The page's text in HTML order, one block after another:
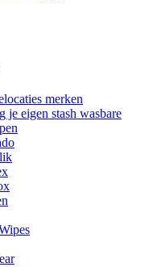
merken
je eigen stash wasbare